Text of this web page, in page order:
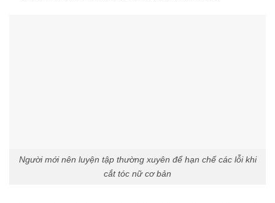
Người mới nên luyện tập thường xuyên để hạn chế các lỗi khi
cắt tóc nữ cơ bản